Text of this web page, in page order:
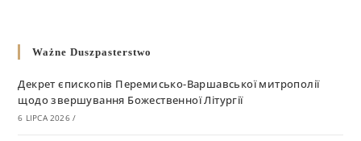
Ważne Duszpasterstwo
Декрет єпископів Перемисько-Варшавської митрополії
щодо звершування Божественної Літургії
6 LIPCA 2026 /